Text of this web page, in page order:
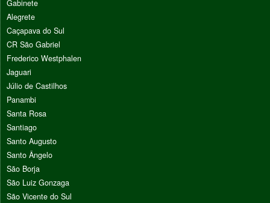
Gabinete
Alegrete
Caçapava do Sul
CR São Gabriel
Frederico Westphalen
Jaguari
Júlio de Castilhos
Panambi
Santa Rosa
Santiago
Santo Augusto
Santo Ângelo
São Borja
São Luiz Gonzaga
São Vicente do Sul